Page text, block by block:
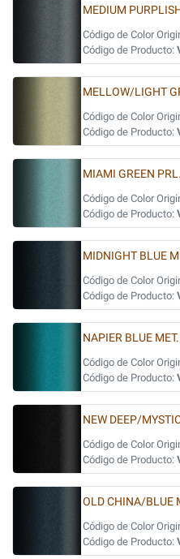
MEDIUM
Código de Color
Código de Producto:
MELLOW/LIGHT
Código de Color
Código de Producto:
MIAMI GREEN
Código de Color
Código de Producto:
MIDNIGHT BLUE
Código de Color
Código de Producto:
NAPIER BLUE MET.
Código de Color
Código de Producto:
NEW DEEP/
Código de Color
Código de Producto:
OLD CHINA/BLUE
Código de Color
Código de Producto: